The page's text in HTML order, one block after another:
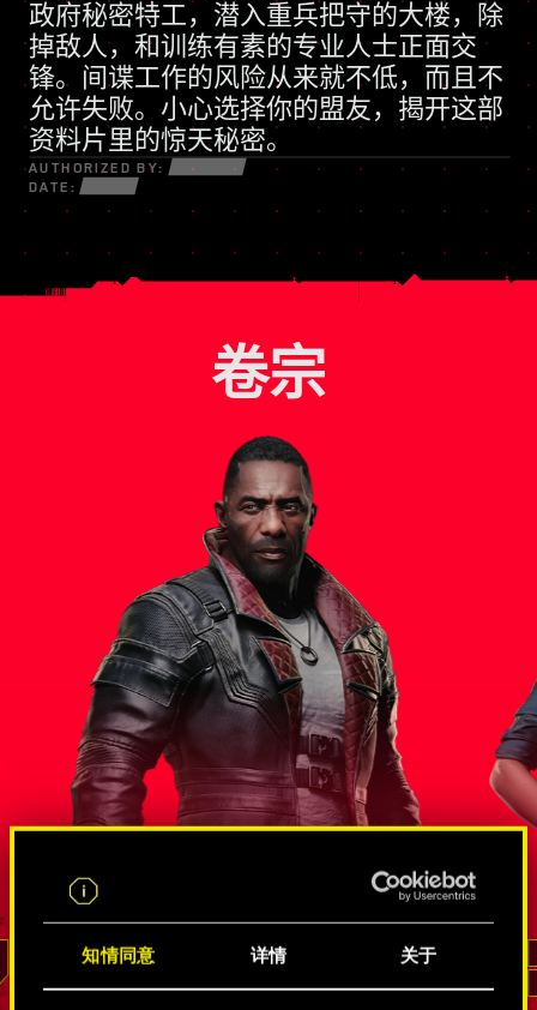
知情同意 详情 关于
政府秘密特工 ，潜入重兵把守的大楼，除
掉敌人，和训练有素的专业人士正面交
锋。间谍工作的风险从来就不低，而且不
允许失败。小心选择你的盟友，揭开这部
资料片里的惊天秘密。
AUTHORIZED BY:
DATE:
动辄诉诸武力的民兵组织
卷宗
李德